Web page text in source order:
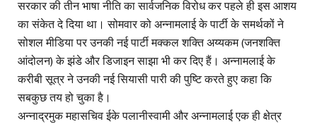
सरकार की तीन भाषा नीति का सार्वजनिक विरोध कर पहले ही इस आशय
का संकेत दे दिया था। सोमवार को अन्नामलाई के पार्टी के समर्थकों ने
सोशल मीडिया पर उनकी नई पार्टी मक्कल शक्ति अय्यकम (जनशक्ति
आंदोलन) के झंडे और डिजाइन साझा भी कर दिए हैं। अन्नामलाई के
करीबी सूत्र ने उनकी नई सियासी पारी की पुष्टि करते हुए कहा कि
सबकुछ तय हो चुका है।
अन्नाद्रमुक महासचिव ईके पलानीस्वामी और अन्नामलाई एक ही क्षेत्र